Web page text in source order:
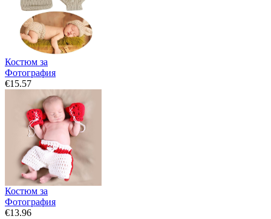
Костюм за
Фотография
€15.57
Костюм за
Фотография
€13.96